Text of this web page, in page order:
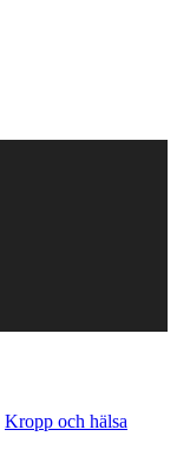
Kropp och hälsa